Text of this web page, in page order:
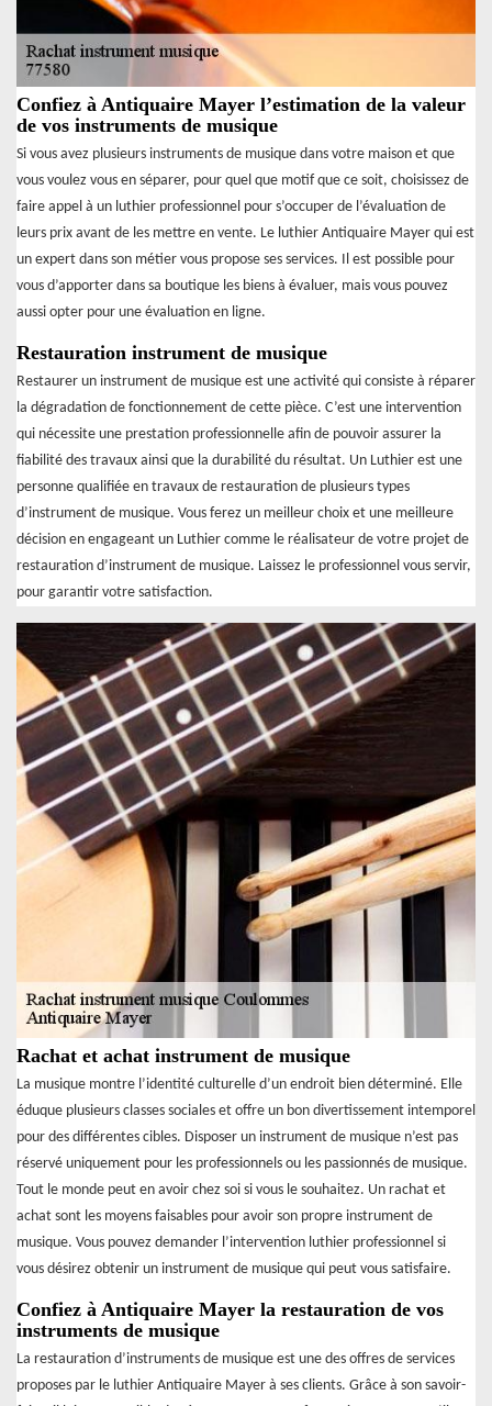
Confiez à Antiquaire Mayer l’estimation de la valeur
de vos instruments de musique
Si vous avez plusieurs instruments de musique dans votre maison et que
vous voulez vous en séparer, pour quel que motif que ce soit, choisissez de
faire appel à un luthier professionnel pour s’occuper de l’évaluation de
leurs prix avant de les mettre en vente. Le luthier Antiquaire Mayer qui est
un expert dans son métier vous propose ses services. Il est possible pour
vous d’apporter dans sa boutique les biens à évaluer, mais vous pouvez
aussi opter pour une évaluation en ligne.
Restauration instrument de musique
Restaurer un instrument de musique est une activité qui consiste à réparer
la dégradation de fonctionnement de cette pièce. C’est une intervention
qui nécessite une prestation professionnelle afin de pouvoir assurer la
fiabilité des travaux ainsi que la durabilité du résultat. Un Luthier est une
personne qualifiée en travaux de restauration de plusieurs types
d’instrument de musique. Vous ferez un meilleur choix et une meilleure
décision en engageant un Luthier comme le réalisateur de votre projet de
restauration d’instrument de musique. Laissez le professionnel vous servir,
pour garantir votre satisfaction.
Rachat et achat instrument de musique
La musique montre l’identité culturelle d’un endroit bien déterminé. Elle
éduque plusieurs classes sociales et offre un bon divertissement intemporel
pour des différentes cibles. Disposer un instrument de musique n’est pas
réservé uniquement pour les professionnels ou les passionnés de musique.
Tout le monde peut en avoir chez soi si vous le souhaitez. Un rachat et
achat sont les moyens faisables pour avoir son propre instrument de
musique. Vous pouvez demander l’intervention luthier professionnel si
vous désirez obtenir un instrument de musique qui peut vous satisfaire.
Confiez à Antiquaire Mayer la restauration de vos
instruments de musique
La restauration d’instruments de musique est une des offres de services
proposes par le luthier Antiquaire Mayer à ses clients. Grâce à son savoir-